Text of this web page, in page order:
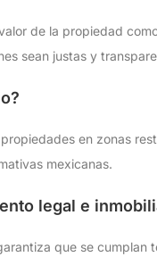
de la propiedad
sean justas y
en zonas
mexicanas.
legal e
que se cumplan